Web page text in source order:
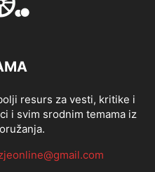
resurs za vesti, kritike i
i svim srodnim temama iz